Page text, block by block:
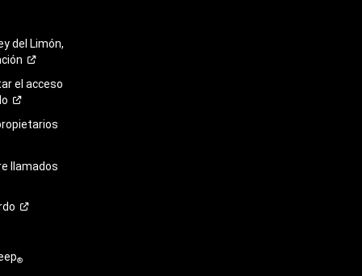
del Limón,
el acceso
llamados
®